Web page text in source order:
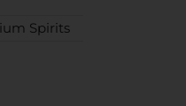
Spirits